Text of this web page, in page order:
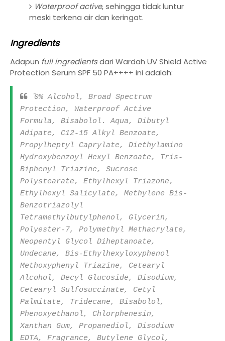
Waterproof active, sehingga tidak luntur
meski terkena air dan keringat.
Ingredients
Adapun full ingredientsdari Wardah UV Shield Active
Protection Serum SPF 50 PA++++ ini adalah:
"0% Alcohol, Broad Spectrum
Protection, Waterproof Active
Formula, Bisabolol. Aqua, Dibutyl
Adipate, C12-15 Alkyl Benzoate,
Propylheptyl Caprylate, Diethylamino
Hydroxybenzoyl Hexyl Benzoate, Tris-
Biphenyl Triazine, Sucrose
Polystearate, Ethylhexyl Triazone,
Ethylhexyl Salicylate, Methylene Bis-
Benzotriazolyl
Tetramethylbutylphenol, Glycerin,
Polyester-7, Polymethyl Methacrylate,
Neopentyl Glycol Diheptanoate,
Undecane, Bis-Ethylhexyloxyphenol
Methoxyphenyl Triazine, Cetearyl
Alcohol, Decyl Glucoside, Disodium,
Cetearyl Sulfosuccinate, Cetyl
Palmitate, Tridecane, Bisabolol,
Phenoxyethanol, Chlorphenesin,
Xanthan Gum, Propanediol, Disodium
EDTA, Fragrance, Butylene Glycol,